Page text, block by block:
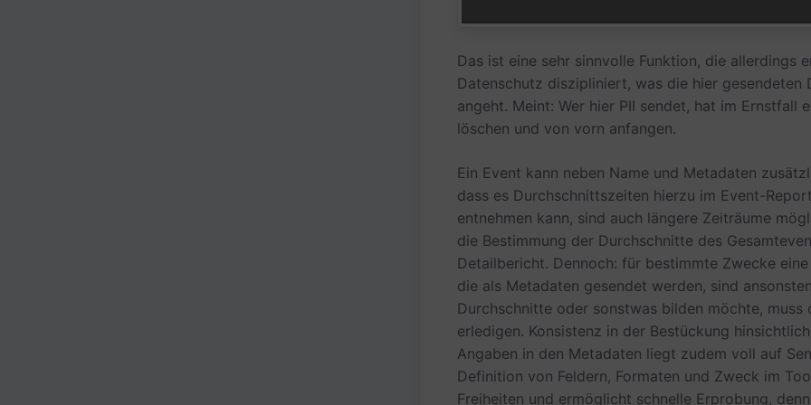
Das ist eine sehr sinnvolle Funktion, die allerdings
Datenschutz diszipliniert, was die hier gesendeten
angeht. Meint: Wer hier PII sendet, hat im Ernstfall
löschen und von vorn anfangen.
Ein Event kann neben Name und Metadaten
dass es Durchschnittszeiten hierzu im Event-
entnehmen kann, sind auch längere Zeiträume
die Bestimmung der Durchschnitte des
Detailbericht. Dennoch: für bestimmte Zwecke
die als Metadaten gesendet werden, sind
Durchschnitte oder sonstwas bilden möchte,
erledigen. Konsistenz in der Bestückung
Angaben in den Metadaten liegt zudem voll auf
Definition von Feldern, Formaten und Zweck im
Freiheiten und ermöglicht schnelle Erprobung,